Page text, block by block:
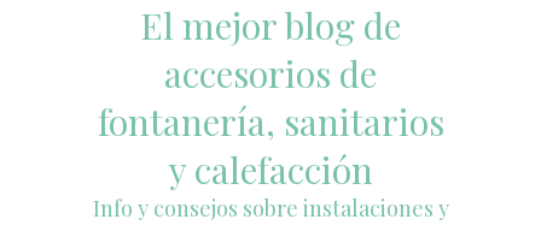
El mejor blog de
accesorios de
fontanería, sanitarios
y calefacción
Info y consejos sobre instalaciones y